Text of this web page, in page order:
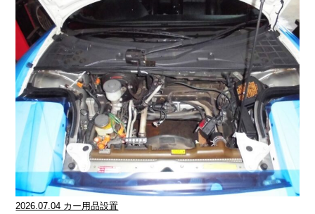
2026.07.04 カー用品設置